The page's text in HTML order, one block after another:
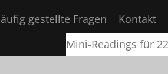
gestellte Fragen Kontakt
Mini-Readings für